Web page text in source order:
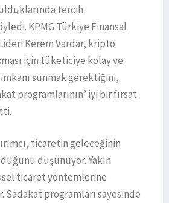
tercih
KPMG Türkiye Finansal
Kerem Vardar, kripto
için tüketiciye kolay ve
sunmak gerektiğini,
programlarının’ iyi bir fırsat
ticaretin geleceğinin
düşünüyor. Yakın
ticaret yöntemlerine
programları sayesinde